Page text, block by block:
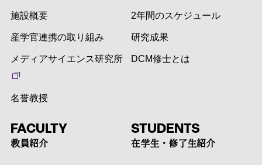
施設概要
産学官連携の取り組み
メディアサイエンス研究所
名誉教授
2年間のスケジュール
研究成果
DCM修士とは
FACULTY
教員紹介
STUDENTS
在学生・修了生紹介